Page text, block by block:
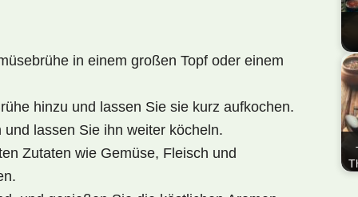
in einem großen Topf oder einem
hinzu und lassen Sie sie kurz aufkochen.
lassen Sie ihn weiter köcheln.
Zutaten wie Gemüse, Fleisch und